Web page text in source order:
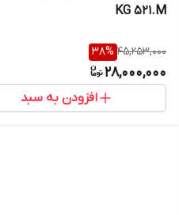
KG 521.M
45,253,000
38%
28,000,000
افزودن به سبد